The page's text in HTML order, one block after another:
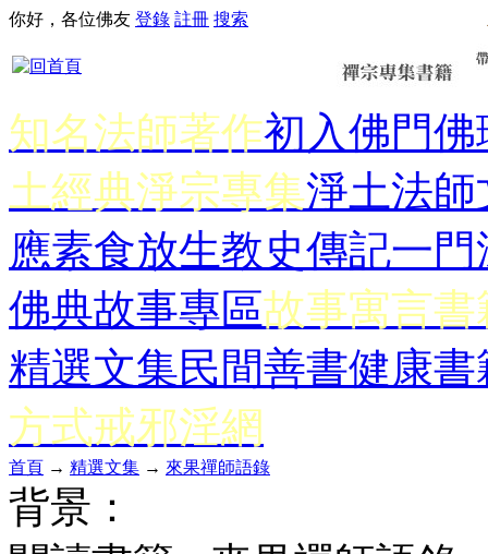
你好，各位佛友 登錄 註冊 搜索
知名法師著作初入佛門佛
土經典淨宗專集淨土法師
應素食放生教史傳記一門
佛典故事專區故事寓言書
精選文集民間善書健康書
方式戒邪淫網
首頁 → 精選文集 → 來果禪師語錄
背景：